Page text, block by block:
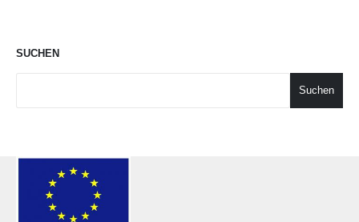
SUCHEN
Suchen